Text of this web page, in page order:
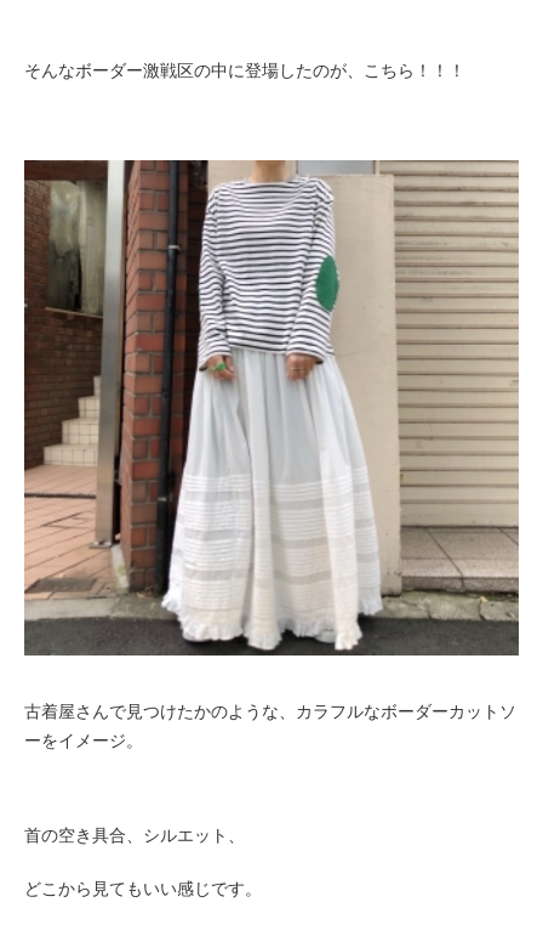
そんなボーダー激戦区の中に登場したのが、こちら！！！
古着屋さんで見つけたかのような、 カラフルなボーダーカットソ
ーをイメージ。
首の空き具合、シルエット、
どこから見てもいい感じです。